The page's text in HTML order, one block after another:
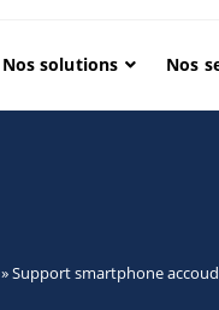
Nos solutions Nos
»Support smartphone